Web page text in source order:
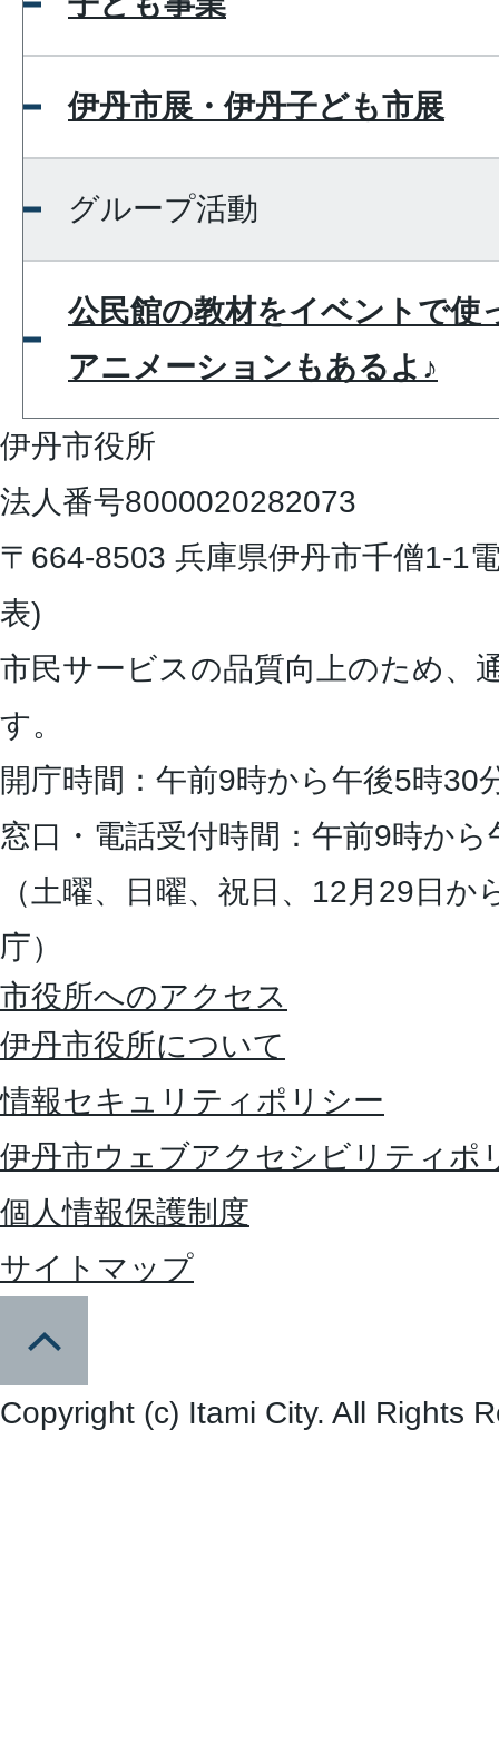
伊丹市展・伊丹子ども市展
グループ活動
公民館の教材をイベントで使
アニメーションもあるよ♪
伊丹市役所
法人番号8000020282073
〒664-8503 兵庫県伊丹市千僧1-1
表)
市民サービスの品質向上のため、
す。
開庁時間：午前9時から午後5時30
窓口・電話受付時間：午前9時か
（土曜、日曜、祝日、12月29日
庁）
市役所へのアクセス
伊丹市役所について
情報セキュリティポリシー
伊丹市ウェブアクセシビリティポ
個人情報保護制度
サイトマップ
Copyright (c) Itami City. All Rights